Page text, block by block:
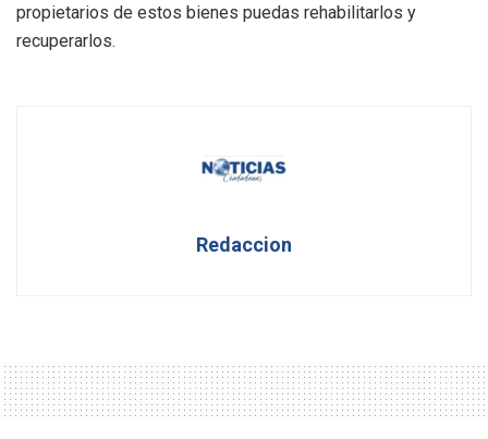
propietarios de estos bienes puedas rehabilitarlos y
recuperarlos.
Redaccion